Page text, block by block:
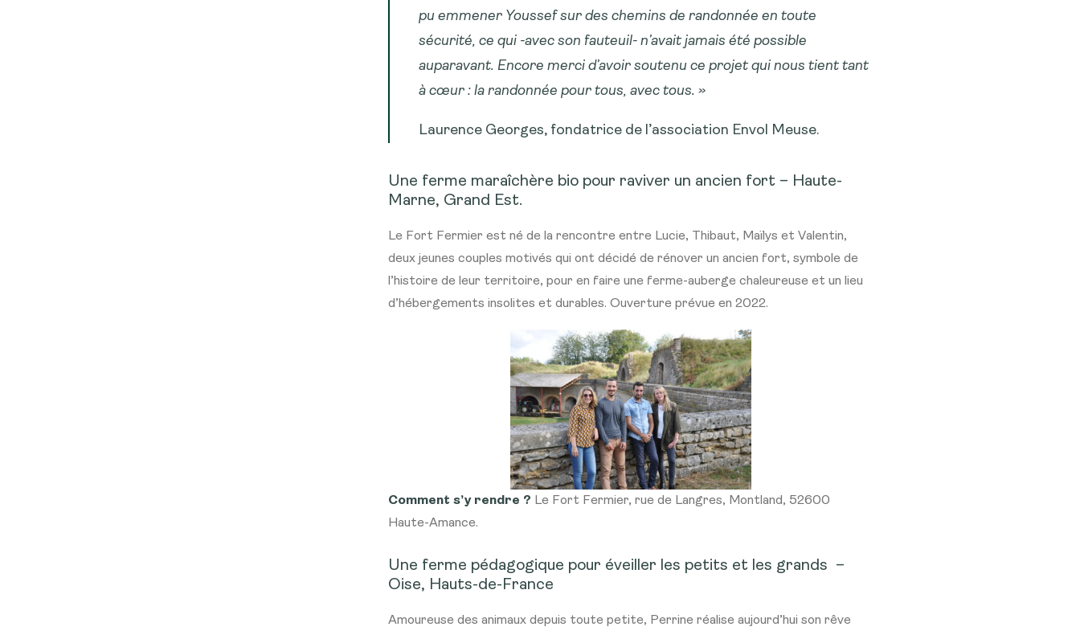
pu emmener Youssef sur des chemins de randonnée en toute
sécurité, ce qui -avec son fauteuil- n’avait jamais été possible
auparavant. Encore merci d’avoir soutenu ce projet qui nous tient tant
à cœur : la randonnée pour tous, avec tous. »
Laurence Georges, fondatrice de l’association Envol Meuse.
Une ferme maraîchère bio pour raviver un ancien fort– Haute-
Marne, Grand Est.
Le Fort Fermier est né de la rencontre entre Lucie, Thibaut, Maïlys et Valentin,
deux jeunes couples motivés qui ont décidé de rénover un ancien fort, symbole de
l’histoire de leur territoire, pour en faire une ferme-auberge chaleureuse et un lieu
d’hébergements insolites et durables. Ouverture prévue en 2022.
Comment s’y rendre ? Le Fort Fermier, rue de Langres, Montland, 52600
Haute-Amance.
Une ferme pédagogique pour éveiller les petits et les grands –
Oise, Hauts-de-France
Amoureuse des animaux depuis toute petite, Perrine réalise aujourd’hui son rêve